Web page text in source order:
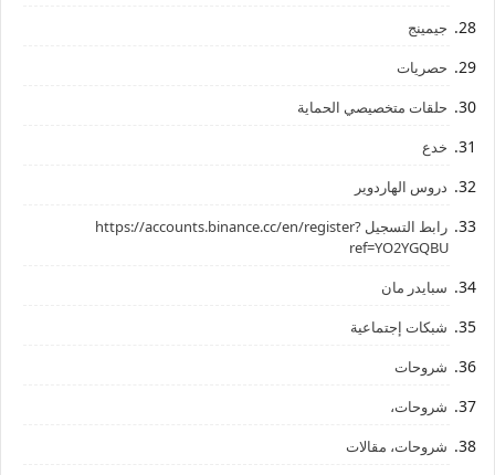
جيمينج
حصريات
حلقات متخصيصي الحماية
خدع
دروس الهاردوير
رابط ‏التسجيل ‏https://accounts.binance.cc/en/register?
ref=YO2YGQBU ‏
سبايدر مان
شبكات إجتماعية
شروحات
شروحات،
شروحات، مقالات